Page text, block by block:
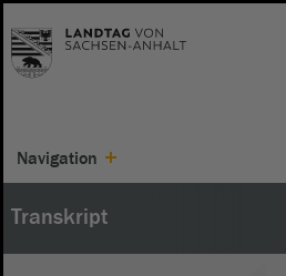
Navigation
Transkript